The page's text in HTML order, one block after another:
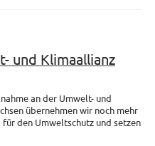
und Klimaallianz
an der Umwelt- und
übernehmen wir noch mehr
den Umweltschutz und setzen